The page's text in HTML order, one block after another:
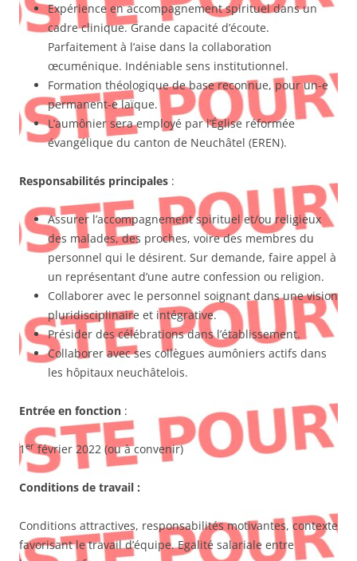
Expérience en accompagnement spirituel dans un
cadre clinique. Grande capacité d’écoute.
Parfaitement à l’aise dans la collaboration
œcuménique. Indéniable sens institutionnel.
Formation théologique de base reconnue, pour un-e
permanent-e laïque.
L’aumônier sera employé par l’Église réformée
évangélique du canton de Neuchâtel (EREN).
Responsabilités principales :
Assurer l’accompagnement spirituel et/ou religieux
des malades, des proches, voire des membres du
personnel qui le désirent. Sur demande, faire appel à
un représentant d’une autre confession ou religion.
Collaborer avec le personnel soignant dans une vision
pluridisciplinaire et intégrative.
Présider des célébrations dans l’établissement.
Collaborer avec ses collègues aumôniers actifs dans
les hôpitaux neuchâtelois.
Entrée en fonction :
1erfévrier 2022 (ou à convenir)
Conditions de travail :
Conditions attractives, responsabilités motivantes, contexte
favorisant le travail d’équipe. Egalité salariale entre